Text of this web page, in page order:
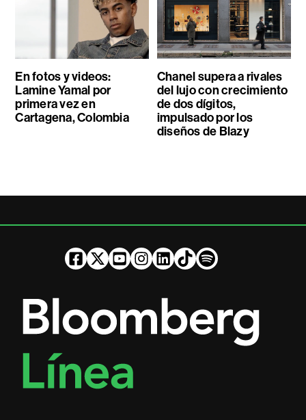
En fotos y videos:
Lamine Yamal por
primera vez en
Cartagena, Colombia
Chanel supera a rivales
del lujo con crecimiento
de dos dígitos,
impulsado por los
diseños de Blazy